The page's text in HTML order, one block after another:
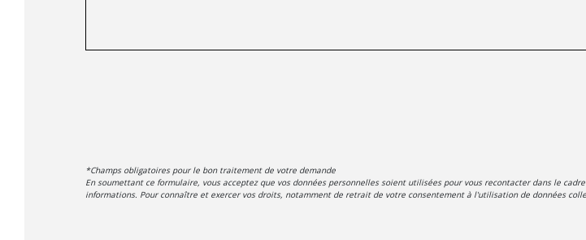
*Champs obligatoires pour le bon traitement de votre demande
En soumettant ce formulaire, vous acceptez que vos données personnelles soient utilisées pour vous recontacter dans le
informations. Pour connaître et exercer vos droits, notamment de retrait de votre consentement à l'utilisation de données